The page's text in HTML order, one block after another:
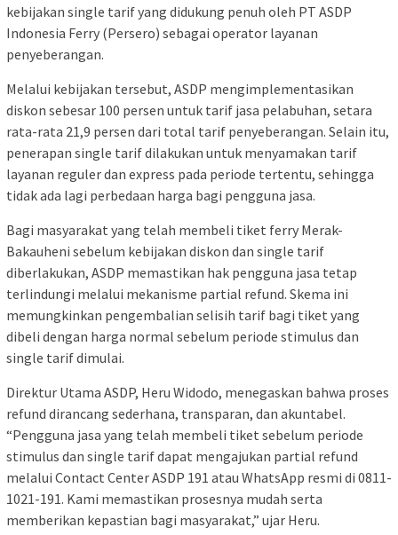
kebijakan single tarif yang didukung penuh oleh PT ASDP
Indonesia Ferry (Persero) sebagai operator layanan
penyeberangan.
Melalui kebijakan tersebut, ASDP mengimplementasikan
diskon sebesar 100 persen untuk tarif jasa pelabuhan, setara
rata-rata 21,9 persen dari total tarif penyeberangan. Selain itu,
penerapan single tarif dilakukan untuk menyamakan tarif
layanan reguler dan express pada periode tertentu, sehingga
tidak ada lagi perbedaan harga bagi pengguna jasa.
Bagi masyarakat yang telah membeli tiket ferry Merak-
Bakauheni sebelum kebijakan diskon dan single tarif
diberlakukan, ASDP memastikan hak pengguna jasa tetap
terlindungi melalui mekanisme partial refund. Skema ini
memungkinkan pengembalian selisih tarif bagi tiket yang
dibeli dengan harga normal sebelum periode stimulus dan
single tarif dimulai.
Direktur Utama ASDP, Heru Widodo, menegaskan bahwa proses
refund dirancang sederhana, transparan, dan akuntabel.
“Pengguna jasa yang telah membeli tiket sebelum periode
stimulus dan single tarif dapat mengajukan partial refund
melalui Contact Center ASDP 191 atau WhatsApp resmi di 0811-
1021-191. Kami memastikan prosesnya mudah serta
memberikan kepastian bagi masyarakat,” ujar Heru.